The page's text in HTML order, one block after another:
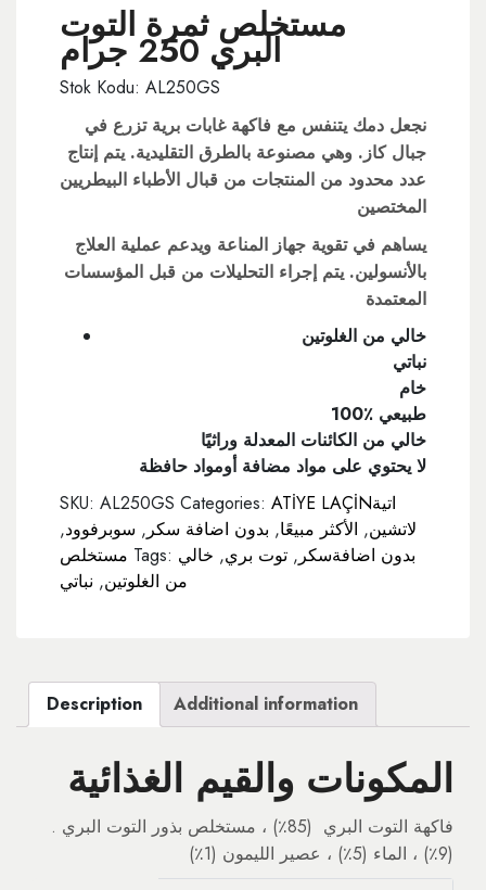
مستخلص ثمرة التوت
البري 250 جرام
Stok Kodu: AL250GS
نجعل دمك يتنفس مع فاكهة غابات برية تزرع في
جبال كاز. وهي مصنوعة بالطرق التقليدية. يتم إنتاج
عدد محدود من المنتجات من قبال الأطباء البيطريين
المختصين
يساهم في تقوية جهاز المناعة ويدعم عملية العلاج
بالأنسولين. يتم إجراء التحليلات من قبل المؤسسات
المعتمدة
خالي من الغلوتين
نباتي
خام
100٪ طبيعي
خالي من الكائنات المعدلة وراثيًا
لا يحتوي على مواد مضافة أومواد حافظة
SKU: AL250GS Categories: ATİYE LAÇİNاتية
لاتشين, الأكثر مبيعًا, بدون اضافة سكر , سوبرفوود,
مستخلص Tags: بدون اضافةسكر , توت بري, خالي
من الغلوتين, نباتي
Description Additional information
المكونات والقيم الغذائية
.فاكهة التوت البري (85٪) ، مستخلص بذور التوت البري
(9٪) ، الماء (5٪) ، عصير الليمون (1٪)